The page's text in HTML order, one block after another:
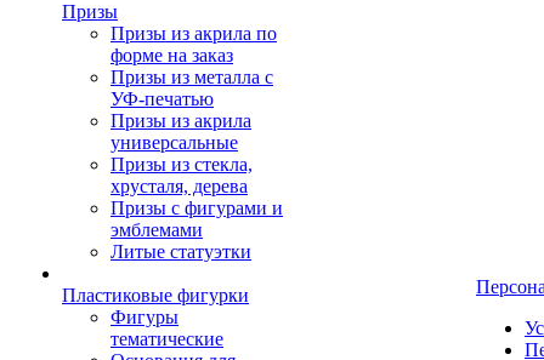
Призы
Призы из акрила по
форме на заказ
Призы из металла с
УФ-печатью
Призы из акрила
универсальные
Призы из стекла,
хрусталя, дерева
Призы с фигурами и
эмблемами
Литые статуэтки
Пластиковые фигурки
Фигуры
тематические